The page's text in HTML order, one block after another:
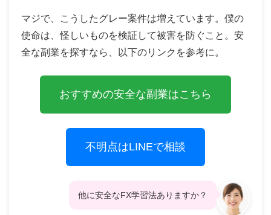
マジで、こうしたグレー案件は増えています。僕の
使命は、怪しいものを検証して被害を防ぐこと。安
全な副業を探すなら、以下のリンクを参考に。
おすすめの安全な副業はこちら
不明点はLINEで相談
他に安全なFX学習法ありますか？